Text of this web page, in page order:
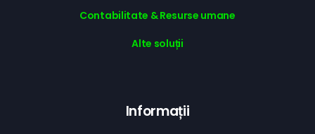
Contabilitate & Resurse umane
Alte soluții
Informații